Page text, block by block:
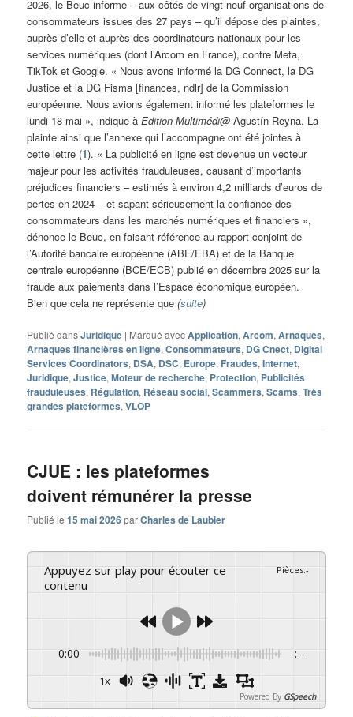
2026, le Beuc informe – aux côtés de vingt-neuf organisations de
consommateurs issues des 27 pays – qu’il dépose des plaintes,
auprès d’elle et auprès des coordinateurs nationaux pour les
services numériques (dont l’Arcom en France), contre Meta,
TikTok et Google. « Nous avons informé la DG Connect, la DG
Justice et la DG Fisma [finances, ndlr] de la Commission
européenne. Nous avions également informé les plateformes le
lundi 18 mai », indique àEdition Multimédi@ Agustín Reyna. La
plainte ainsi que l’annexe qui l’accompagne ont été jointes à
cette lettre (1). « La publicité en ligne est devenue un vecteur
majeur pour les activités frauduleuses, causant d’importants
préjudices financiers – estimés à environ 4,2 milliards d’euros de
pertes en 2024 – et sapant sérieusement la confiance des
consommateurs dans les marchés numériques et financiers »,
dénonce le Beuc, en faisant référence au rapport conjoint de
l’Autorité bancaire européenne (ABE/EBA) et de la Banque
centrale européenne (BCE/ECB) publié en décembre 2025 sur la
fraude aux paiements dans l’Espace économique européen.
Bien que cela ne représente que(suite)
Publié dansJuridique | Marqué avecApplication,Arcom,Arnaques,
Arnaques financières en ligne,Consommateurs, DG Cnect, Digital
Services Coordinators, DSA, DSC, Europe, Fraudes,Internet,
Juridique,Justice,Moteur de recherche, Protection, Publicités
frauduleuses, Régulation, Réseau social,Scammers,Scams,Très
grandes plateformes,VLOP
CJUE : les plateformes
doivent rémunérer la presse
Publié le15 mai 2026parCharles de Laubier
Appuyez sur play pour écouter ce
contenu
Pièces:-
0:00 -:--
1x
Powered By GSpeech